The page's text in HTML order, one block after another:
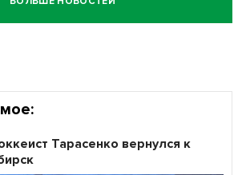
обеспечит
ЕДГ в Новосибирской
Тарасенко вернулся к